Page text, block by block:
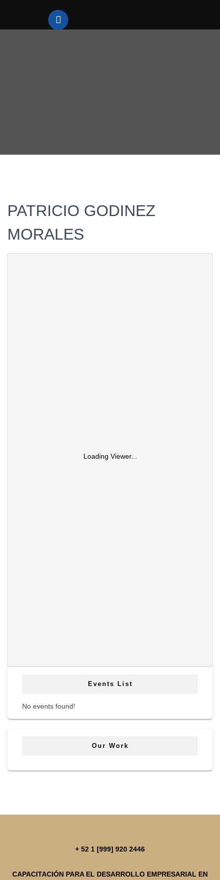
PATRICIO GODINEZ
MORALES
Loading Viewer...
Events List
No events found!
Our Work
+ 52 1 [999] 920 2446
CAPACITACIÓN PARA EL DESARROLLO EMPRESARIAL EN